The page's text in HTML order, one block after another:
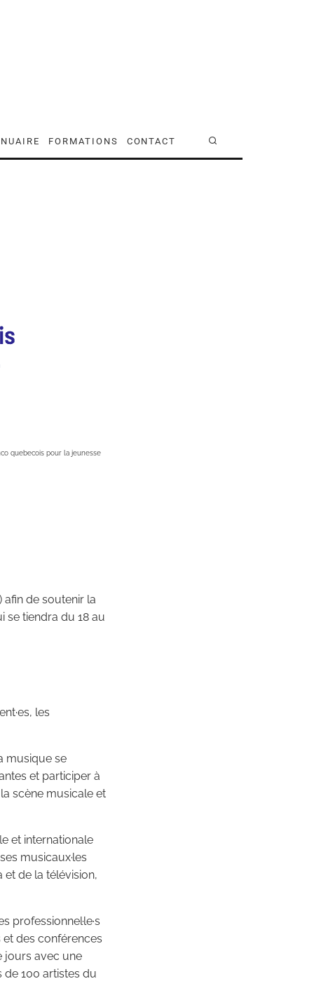
FORMATIONS CONTACT
quebecois pour la jeunesse
afin de soutenir la
se tiendra du 18 au
les
musique se
et participer à
scène musicale et
et internationale
musicaux·les
et de la télévision,
professionnel·le·s
et des conférences
jours avec une
100 artistes du